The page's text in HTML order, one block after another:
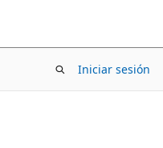
Iniciar sesión